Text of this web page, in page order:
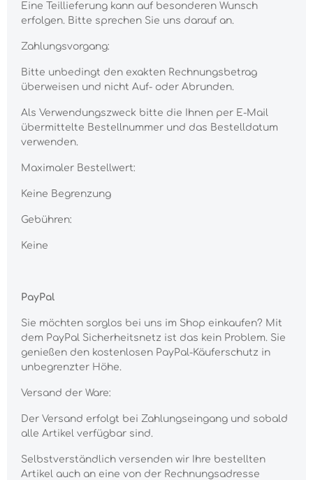
Eine Teillieferung kann auf besonderen Wunsch
erfolgen. Bitte sprechen Sie uns darauf an.
Zahlungsvorgang:
Bitte unbedingt den exakten Rechnungsbetrag
überweisen und nicht Auf- oder Abrunden.
Als Verwendungszweck bitte die Ihnen per E-Mail
übermittelte Bestellnummer und das Bestelldatum
verwenden.
Maximaler Bestellwert:
Keine Begrenzung
Gebühren:
Keine
PayPal
Sie möchten sorglos bei uns im Shop einkaufen? Mit
dem PayPal Sicherheitsnetz ist das kein Problem. Sie
genießen den kostenlosen PayPal-Käuferschutz in
unbegrenzter Höhe.
Versand der Ware:
Der Versand erfolgt bei Zahlungseingang und sobald
alle Artikel verfügbar sind.
Selbstverständlich versenden wir Ihre bestellten
Artikel auch an eine von der Rechnungsadresse